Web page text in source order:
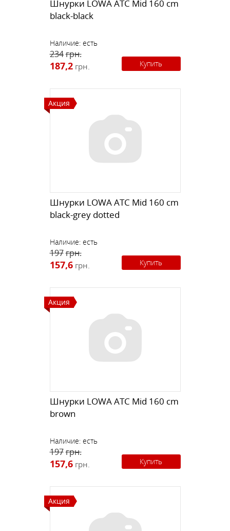
Шнурки LOWA ATC Mid 160 cm
black-black
Наличие: есть
234грн.
187,2 грн. Купить
Акция
Шнурки LOWA ATC Mid 160 cm
black-grey dotted
Наличие: есть
197грн.
157,6 грн. Купить
Акция
Шнурки LOWA ATC Mid 160 cm
brown
Наличие: есть
197грн.
157,6 грн. Купить
Акция